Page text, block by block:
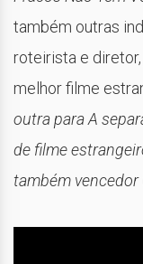
também outras
roteirista e
melhor filme
outra para A
de filme
também vencedor